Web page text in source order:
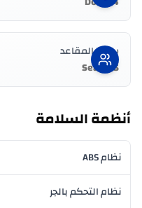
سعة المقاعد
5 Seater
أنظمة السلامة
نظام ABS
نظام التحكم بالجر